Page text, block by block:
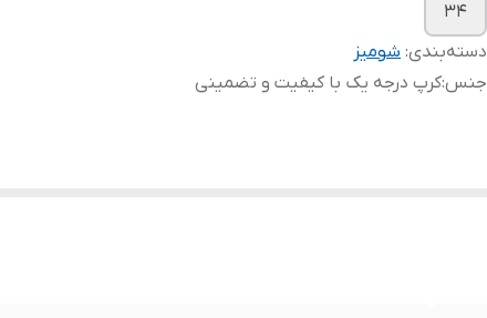
۳۴
دسته‌بندی: شومیز
جنس:کرپ درجه یک با کیفیت و تضمینی